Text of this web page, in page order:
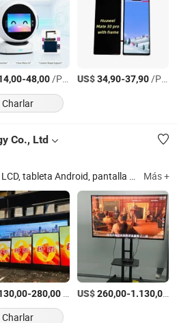
-48,00/Pieza US$34,90-37,90/Pieza
Charlar
Co., Ltd
publicitaria, monitor LCD, mini PC, pantalla LCD, monitor táctil, pantalla táctil, señalización digital, todo en uno PC Más +
-280,00/Pieza US$260,00-1.130,00 /
Charlar